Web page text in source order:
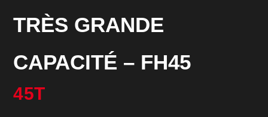
TRÈS GRANDE
CAPACITÉ – FH45
45T